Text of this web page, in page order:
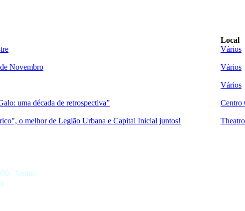
Local
Vários
Novembro Vários
Vários
uma década de retrospectiva” Centro
o melhor de Legião Urbana e Capital Inicial juntos!
- Centro